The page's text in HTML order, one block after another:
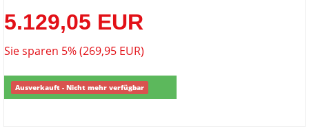
5.129,05 EUR
Sie sparen 5% (269,95 EUR)
Ausverkauft - Nicht mehr verfügbar